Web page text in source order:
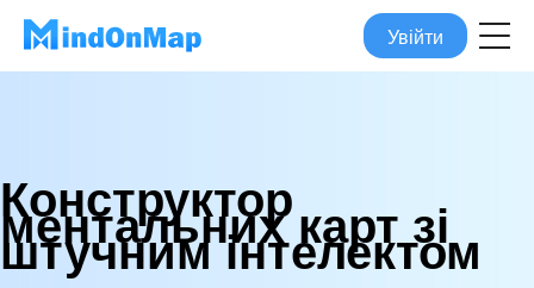
Увійти
Конструктор
ментальних карт зі
штучним інтелектом